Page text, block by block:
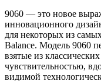
9060 — это новое
инновационного
для некоторых из
Balance. Модель 9060
взятые из
чувствительностью,
видимой